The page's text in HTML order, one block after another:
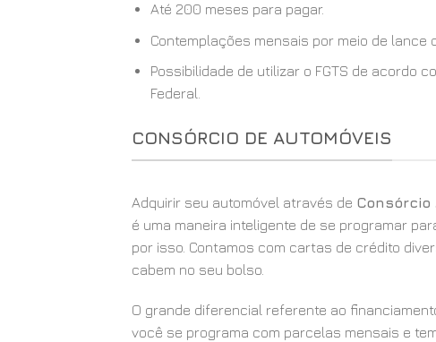
Até 200 meses para pagar.
Contemplações mensais por meio de lance
Possibilidade de utilizar o FGTS de acordo
Federal.
CONSÓRCIO DE AUTOMÓVEIS
Adquirir seu automóvel através de Consórcio
é uma maneira inteligente de se programar
por isso. Contamos com cartas de crédito
cabem no seu bolso.
O grande diferencial referente ao
você se programa com parcelas mensais e